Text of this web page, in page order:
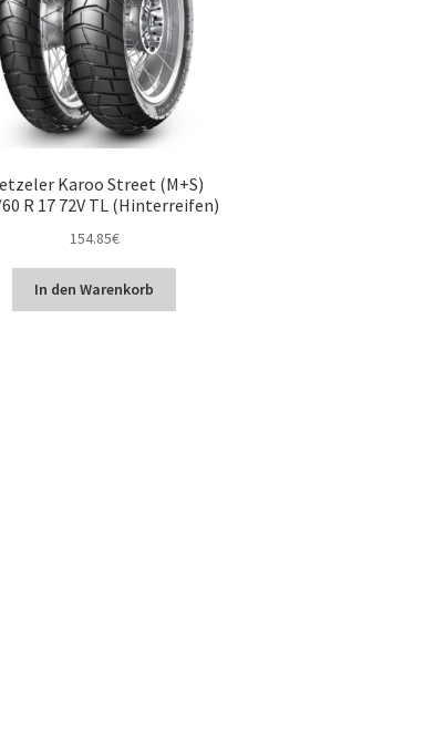
Karoo Street (M+S)
R 17 72V TL (Hinterreifen)
154.85€
In den Warenkorb